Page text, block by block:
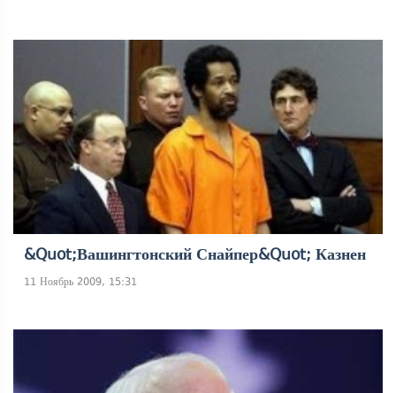
&quot;Вашингтонский Снайпер&quot; Казнен
11 Ноябрь 2009, 15:31